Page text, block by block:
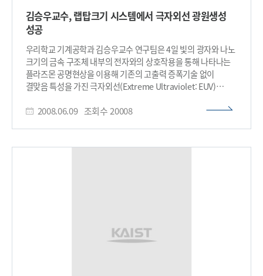
멀티플렉서 이외에, 차세대 초고속 통신 시스템 용의 다양한
디지털 및 아날로그 집적 회로 개발에 응용이 가능한 원천
기술이다. 또한 기존의 HBT, HEMT 등 화합물 반도체 소자 기반
초고속 집적회로의 공정설비를 그대로 이용할 수 있기 때문에
대량생산이 가능하여 향후 차세대 나노/양자 소자 시장을 선도할
수 있는 기술로 기대된다. 이번 연구결과는 5월 26일 프랑스
파리에서 열린 IEEE IPRM 국제학술대회에 발표되었으며 오는
8월 18일, 미국 알링턴에서 열리는 세계적 나노기술 학회인
“IEEE 나노테크놀로지(IEEE International Conference on
Nanotechnology)” 학회에서 발표될 예정이다. 이밖에 8월
김승우교수, 랩탑크기 시스템에서 극자외선 광원생성
성공
우리학교 기계공학과 김승우교수 연구팀은 4일 빛의 광자와 나노
크기의 금속 구조체 내부의 전자와의 상호작용을 통해 나타나는
플라즈몬 공명현상을 이용해 기존의 고출력 증폭기술 없이
결맞음 특성을 가진 극자외선(Extreme Ultraviolet: EUV)
개발했다. Nature지에 발표된 이 기술은 매우 작은 크기의 금속
구현을 입증하였으며 이는 향후 EUV광원의 다양한 응용을 위한
하기 때문에 비용과 규모 면에서 제약이 많이 따라 왔다. 극자외선
(Extreme Ultraviolet: EUV) 영역의 레이저 광은 의학과
2008.06.09 조회수 20008